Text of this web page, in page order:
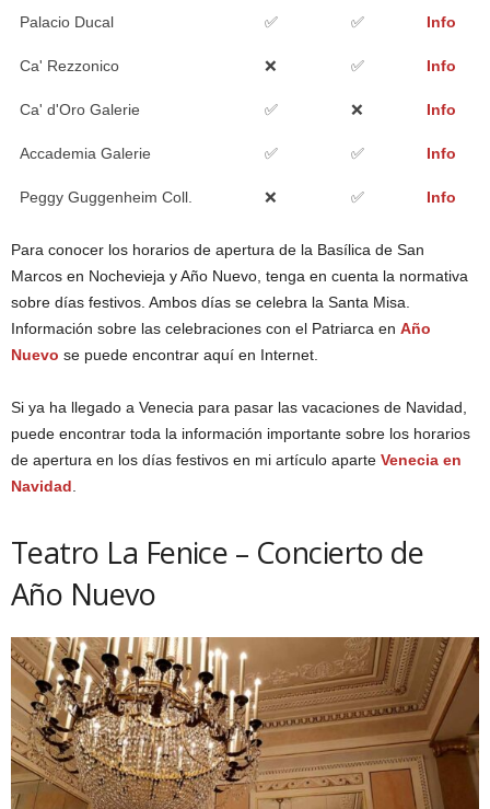
Palacio Ducal ✅ ✅ Info
Ca' Rezzonico ❌ ✅ Info
Ca' d'Oro Galerie ✅ ❌ Info
Accademia Galerie ✅ ✅ Info
Peggy Guggenheim Coll. ❌ ✅ Info
Para conocer los horarios de apertura de la Basílica de San
Marcos en Nochevieja y Año Nuevo, tenga en cuenta la normativa
sobre días festivos. Ambos días se celebra la Santa Misa.
Información sobre las celebraciones con el Patriarca en Año
Nuevo se puede encontrar aquí en Internet.
Si ya ha llegado a Venecia para pasar las vacaciones de Navidad,
puede encontrar toda la información importante sobre los horarios
de apertura en los días festivos en mi artículo aparte Venecia en
Navidad
Teatro La Fenice – Concierto de
Año Nuevo